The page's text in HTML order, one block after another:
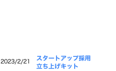
2023/2/21
スタートアップ採用
立ち上げキット